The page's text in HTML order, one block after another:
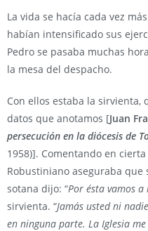
La vida se hacía cada vez
habían intensificado sus
Pedro se pasaba muchas
la mesa del despacho.
Con ellos estaba la sirvienta,
datos que anotamos [Juan
persecución en la diócesis de
1958)]. Comentando en
Robustiniano aseguraba que
sotana dijo: “Por ésta vamos a
sirvienta. “Jamás usted ni
en ninguna parte. La Iglesia